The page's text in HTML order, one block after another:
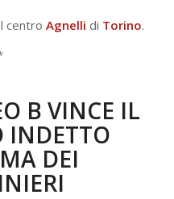
centro Agnelli di Torino.
B VINCE IL
INDETTO
DEI